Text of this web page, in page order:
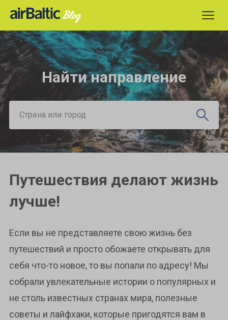
Найти направление
Страна или город
Путешествия делают жизнь
лучше!
Если вы не представляете свою жизнь без
путешествий и просто обожаете открывать для
себя что-то новое, то вы попали по адресу! Мы
собрали увлекательные истории о популярных и
не столь известных странах мира, полезные
советы и лайфхаки, которые пригодятся вам в